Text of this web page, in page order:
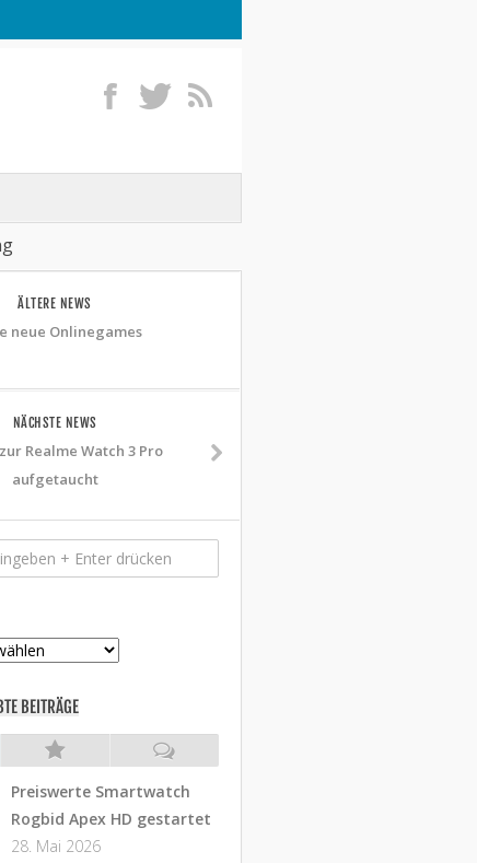
ÄLTERE NEWS
neue Onlinegames
NÄCHSTE NEWS
Realme Watch 3 Pro
aufgetaucht
BEITRÄGE
Preiswerte Smartwatch
Rogbid Apex HD gestartet
28. Mai 2026